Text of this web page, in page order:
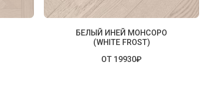
БЕЛЫЙ ИНЕЙ МОНСОРО
(WHITE FROST)
ОТ 19930₽